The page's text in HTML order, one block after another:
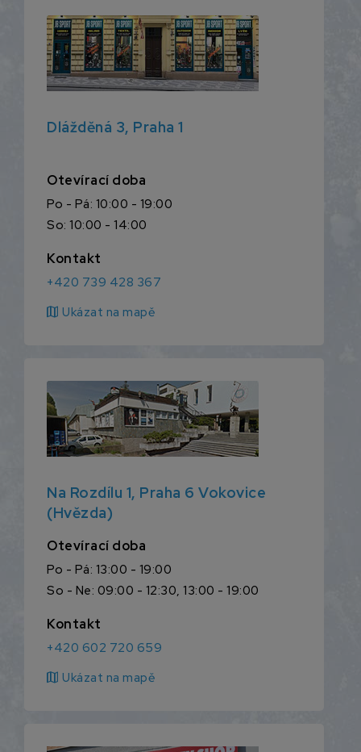
Dlážděná 3, Praha 1
Otevírací doba
Po - Pá: 10:00 - 19:00
So: 10:00 - 14:00
Kontakt
+420 739 428 367
map Ukázat na mapě
Na Rozdílu 1, Praha 6 Vokovice
(Hvězda)
Otevírací doba
Po - Pá: 13:00 - 19:00
So - Ne: 09:00 - 12:30, 13:00 - 19:00
Kontakt
+420 602 720 659
map Ukázat na mapě